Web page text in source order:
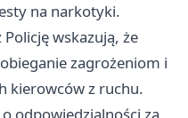
na narkotyki.
wskazują, że
zagrożeniom i
kierowców z ruchu.